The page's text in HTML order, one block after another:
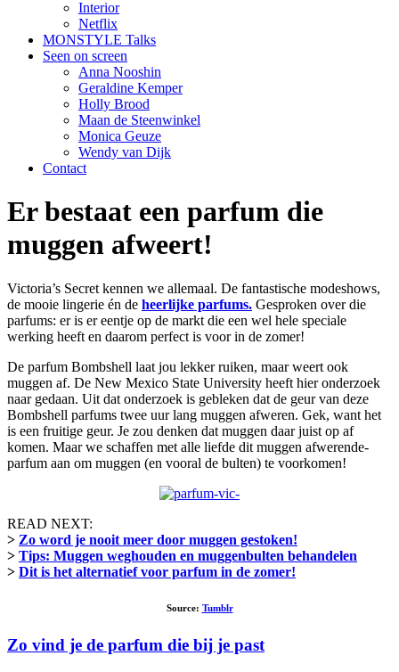
Interior
Netflix
MONSTYLE Talks
Seen on screen
Anna Nooshin
Geraldine Kemper
Holly Brood
Maan de Steenwinkel
Monica Geuze
Wendy van Dijk
Contact
Er bestaat een parfum die
muggen afweert!
Victoria’s Secret kennen we allemaal. De fantastische modeshows,
de mooie lingerie én de heerlijke parfums. Gesproken over die
parfums: er is er eentje op de markt die een wel hele speciale
werking heeft en daarom perfect is voor in de zomer!
De parfum Bombshell laat jou lekker ruiken, maar weert ook
muggen af. De New Mexico State University heeft hier onderzoek
naar gedaan. Uit dat onderzoek is gebleken dat de geur van deze
Bombshell parfums twee uur lang muggen afweren. Gek, want het
is een fruitige geur. Je zou denken dat muggen daar juist op af
komen. Maar we schaffen met alle liefde dit muggen afwerende-
parfum aan om muggen (en vooral de bulten) te voorkomen!
READ NEXT:
> Zo word je nooit meer door muggen gestoken!
> Tips: Muggen weghouden en muggenbulten behandelen
> Dit is het alternatief voor parfum in de zomer!
Source: Tumblr
Zo vind je de parfum die bij je past